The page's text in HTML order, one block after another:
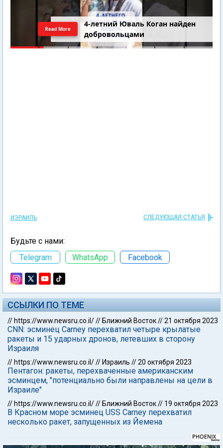
4-летний Юваль Коган найден
добровольцами
Read More
ИЗРАИЛЬ СЛЕДУЮЩАЯ СТАТЬЯ
Будьте с нами:
Telegram
WhatsApp Facebook
ССЫЛКИ ПО ТЕМЕ
// https://www.newsru.co.il/// Ближний Восток//21 октября 2023
CNN: эсминец Carney перехватил четыре крылатые
ракеты и 15 ударных дронов, летевших в сторону
Израиля
// https://www.newsru.co.il/// Израиль //20 октября 2023
Пентагон: ракеты, перехваченные американским
эсминцем, "потенциально были направлены на цели в
Израиле"
// https://www.newsru.co.il/// Ближний Восток// 19 октября 2023
В Красном море эсминец USS Carney перехватил
несколько ракет, запущенных из Йемена